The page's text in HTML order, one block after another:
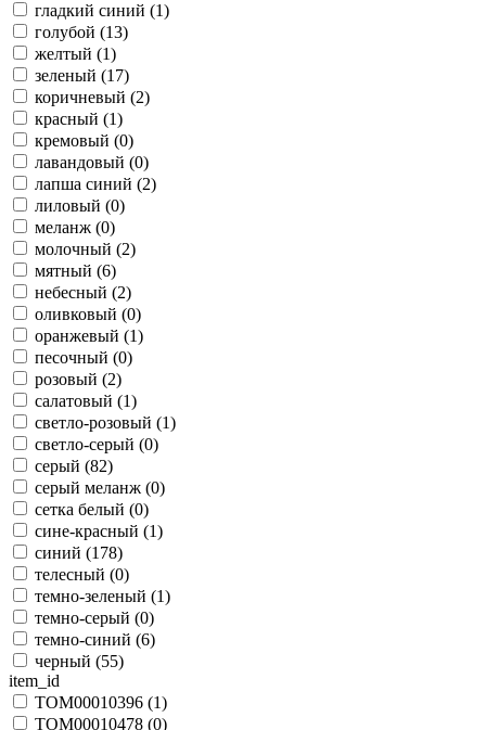
гладкий синий (1)
голубой (13)
желтый (1)
зеленый (17)
коричневый (2)
красный (1)
кремовый (0)
лавандовый (0)
лапша синий (2)
лиловый (0)
меланж (0)
молочный (2)
мятный (6)
небесный (2)
оливковый (0)
оранжевый (1)
песочный (0)
розовый (2)
салатовый (1)
светло-розовый (1)
светло-серый (0)
серый (82)
серый меланж (0)
сетка белый (0)
сине-красный (1)
синий (178)
телесный (0)
темно-зеленый (1)
темно-серый (0)
темно-синий (6)
черный (55)
item_id
TOM00010396 (1)
TOM00010478 (0)